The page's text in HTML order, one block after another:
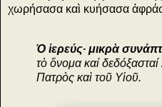
χωρήσασα καὶ κυήσασα
Ὁ ἱερεύς∙ μικρὰ
τὸ ὄνομα καί
Πατρὸς καὶ τοῦ Υἱοῦ.